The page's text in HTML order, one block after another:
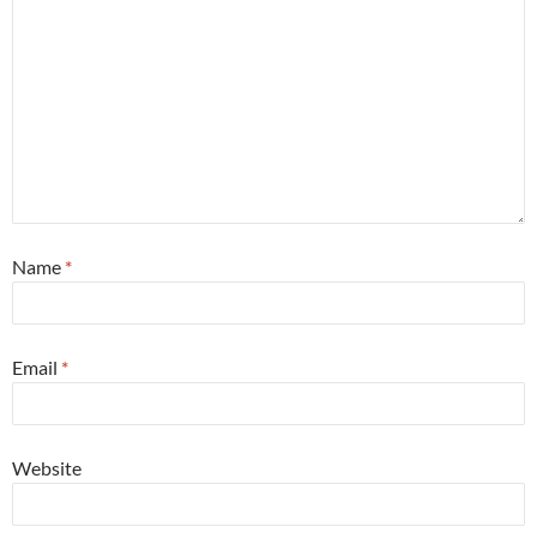
Name *
Email *
Website